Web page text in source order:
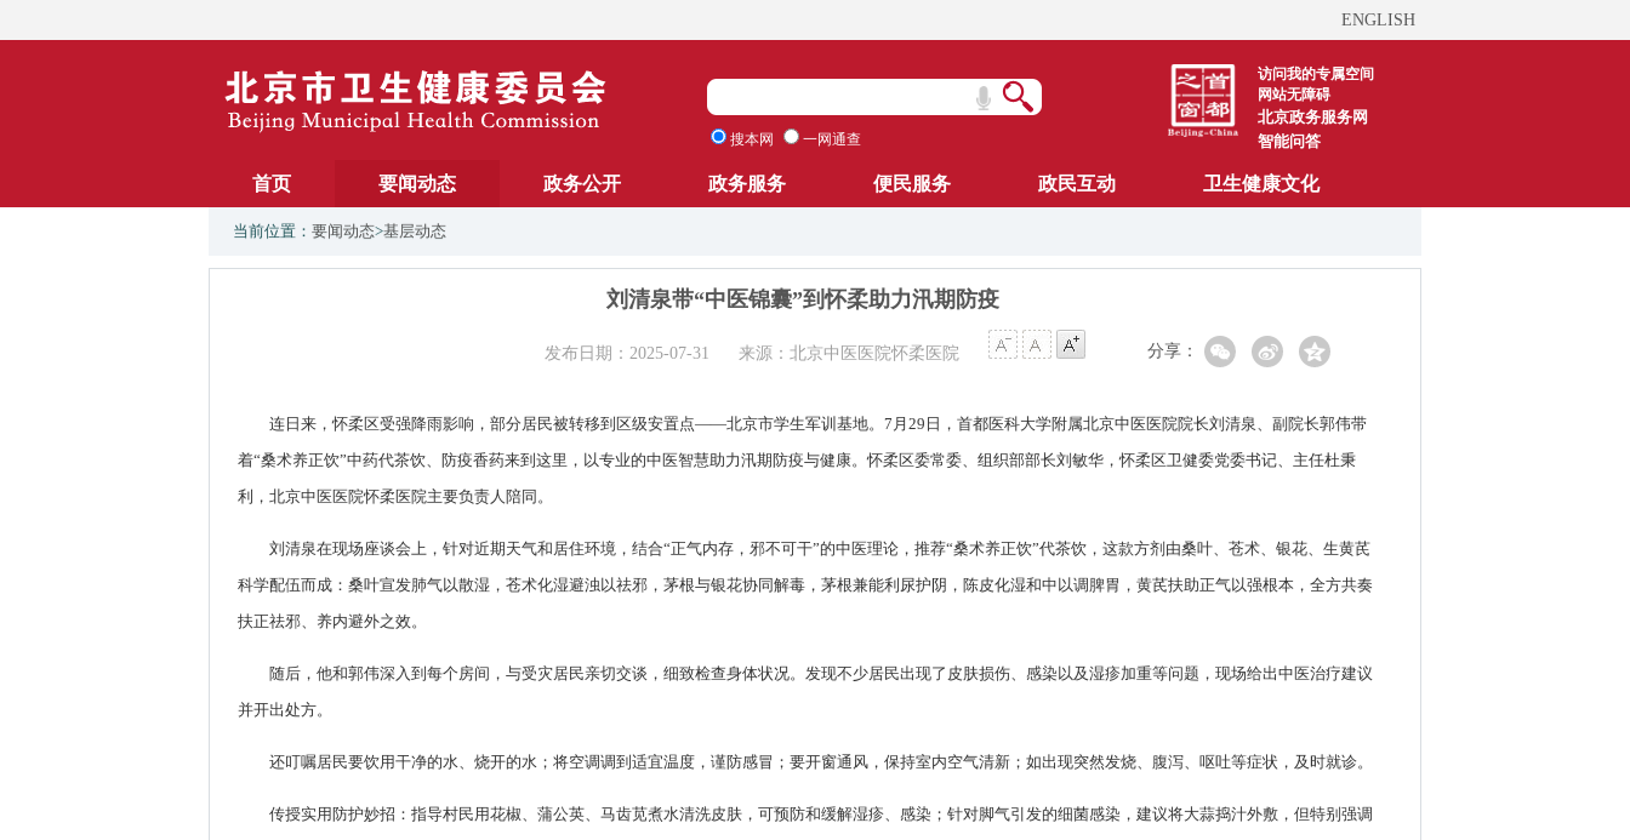
ENGLISH
访问我的专属空间
网站无障碍
北京政务服务网
智能问答
搜本网 一网通查
首页 要闻动态 政务公开 政务服务 便民服务 政民互动 卫生健康文化
当前位置： 要闻动态>基层动态
刘清泉带“中医锦囊”到怀柔助力汛期防疫
发布日期：2025-07-31 来源：北京中医医院怀柔医院 分享：
连日来，怀柔区受强降雨影响，部分居民被转移到区级安置点——北京市学生军训基地。7 月 29日，首都医科大学附属北京中医医院院长刘清泉、副院长郭伟带
着“桑术养正饮”中药代茶饮、防疫香药来到这里，以专业的中医智慧助力汛期防疫与健康。怀柔区委常委、组织部部长刘敏华，怀柔区卫健委党委书记、主任杜秉
利，北京中医医院怀柔医院主要负责人陪同。
刘清泉在现场座谈会上，针对近期天气和居住环境，结合“正气内存，邪不可干”的中医理论，推荐“桑术养正饮”代茶饮，这款方剂由桑叶、苍术、银花、生黄芪
科学配伍而成：桑叶宣发肺气以散湿，苍术化湿避浊以祛邪，茅根与银花协同解毒，茅根兼能利尿护阴，陈皮化湿和中以调脾胃，黄芪扶助正气以强根本，全方共奏
扶正祛邪、养内避外之效。
随后，他和郭伟深入到每个房间，与受灾居民亲切交谈，细致检查身体状况。发现不少居民出现了皮肤损伤、感染以及湿疹加重等问题，现场给出中医治疗建议
并开出处方。
还叮嘱居民要饮用干净的水、烧开的水；将空调调到适宜温度，谨防感冒；要开窗通风，保持室内空气清新；如出现突然发烧、腹泻、呕吐等症状，及时就诊。
传授实用防护妙招：指导村民用花椒、蒲公英、马齿苋煮水清洗皮肤，可预防和缓解湿疹、感染；针对脚气引发的细菌感染，建议将大蒜捣汁外敷，但特别强调